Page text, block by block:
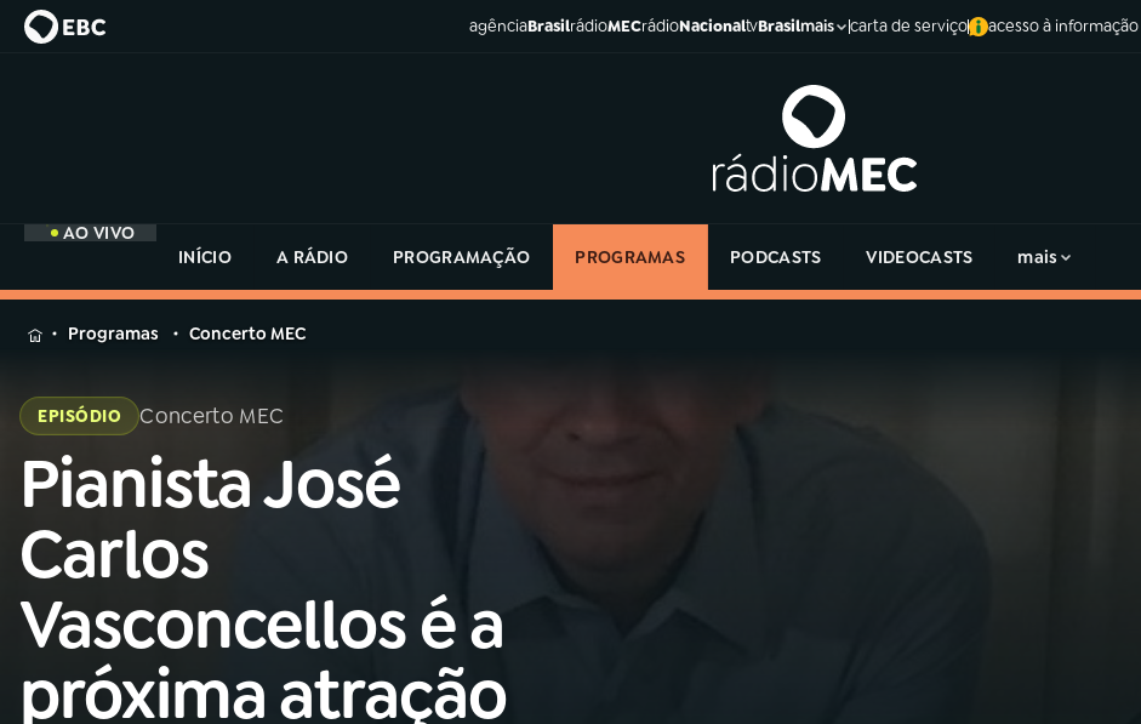
agênciaBrasilrádioMECrádioNacionaltvBrasilmais carta de serviço acesso à informação
AO VIVO
INÍCIO
A RÁDIO PROGRAMAÇÃO PROGRAMAS PODCASTS VIDEOCASTS mais
MENU
Buscar
na
Rádio
MEC
Início
01 INÍCIO
02A RÁDIO
na
Rádio
MEC
Programas Concerto MEC
EPISÓDIO Concerto MEC
Pianista José
Carlos
Vasconcellos é a
próxima atração